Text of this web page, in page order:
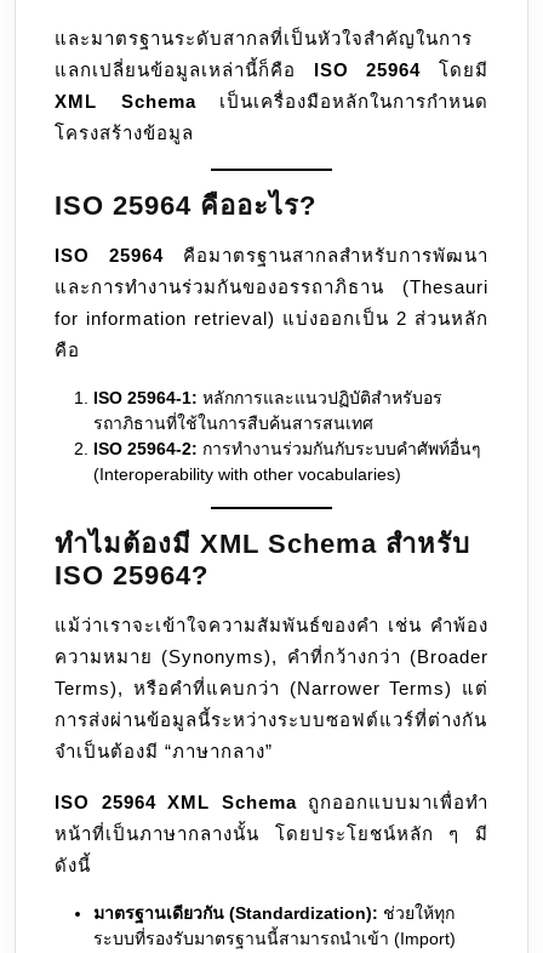
ข้อมูล
อร
รถาภิธ
และมาตรฐานระดับสากลที่เป็นหัวใจสำคัญในการ
แลกเปลี่ยนข้อมูลเหล่านี้ก็คือ ISO 25964 โดยมี
XML Schemaเป็นเครื่องมือหลักในการกำหนด
โครงสร้างข้อมูล
ISO 25964 คืออะไร?
ISO 25964 คือมาตรฐานสากลสำหรับการพัฒนา
และการทำงานร่วมกันของอรรถาภิธาน (Thesauri
for information retrieval) แบ่งออกเป็น 2 ส่วนหลัก
คือ
ISO 25964-1: หลักการและแนวปฏิบัติสำหรับอร
รถาภิธานที่ใช้ในการสืบค้นสารสนเทศ
ISO 25964-2: การทำงานร่วมกันกับระบบคำศัพท์อื่นๆ
(Interoperability with other vocabularies)
ทำไมต้องมี XML Schema สำหรับ
ISO 25964?
แม้ว่าเราจะเข้าใจความสัมพันธ์ของคำ เช่น คำพ้อง
ความหมาย (Synonyms), คำที่กว้างกว่า (Broader
Terms), หรือคำที่แคบกว่า (Narrower Terms) แต่
การส่งผ่านข้อมูลนี้ระหว่างระบบซอฟต์แวร์ที่ต่างกัน
จำเป็นต้องมี “ภาษากลาง”
ISO 25964 XML Schemaถูกออกแบบมาเพื่อทำ
หน้าที่เป็นภาษากลางนั้น โดยประโยชน์หลัก ๆ มี
ดังนี้
มาตรฐานเดียวกัน (Standardization): ช่วยให้ทุก
ระบบที่รองรับมาตรฐานนี้สามารถนำเข้า (Import)